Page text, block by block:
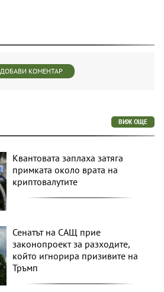
ДОБАВИ КОМЕНТАР
ВИЖ ОЩЕ
Квантовата заплаха затяга
примката около врата на
криптовалутите
Сенатът на САЩ прие
законопроект за разходите,
който игнорира призивите на
Тръмп